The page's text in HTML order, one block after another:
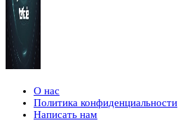
О нас
Политика конфиденциальности
Написать нам